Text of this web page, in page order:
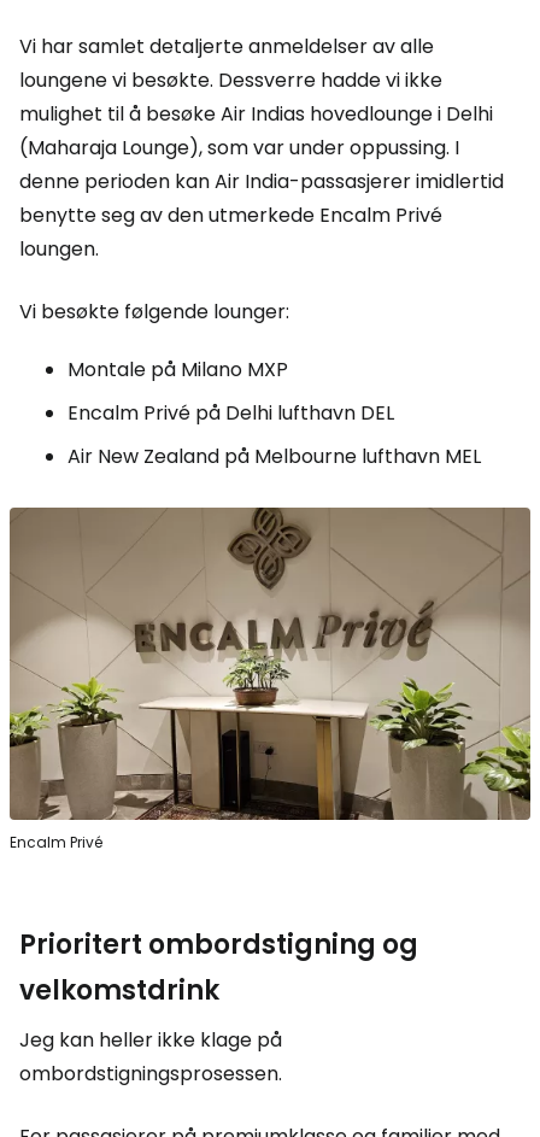
Vi har samlet detaljerte anmeldelser av alle
loungene vi besøkte. Dessverre hadde vi ikke
mulighet til å besøke Air Indias hovedlounge i Delhi
(Maharaja Lounge), som var under oppussing. I
denne perioden kan Air India-passasjerer imidlertid
benytte seg av den utmerkede Encalm Privé
loungen.
Vi besøkte følgende lounger:
Montale på Milano MXP
Encalm Privé på Delhi lufthavn DEL
Air New Zealand på Melbourne lufthavn MEL
Encalm Privé
Prioritert ombordstigning og
velkomstdrink
Jeg kan heller ikke klage på
ombordstigningsprosessen.